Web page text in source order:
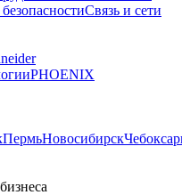
Связь и сети
PHOENIX
ПермьНовосибирск